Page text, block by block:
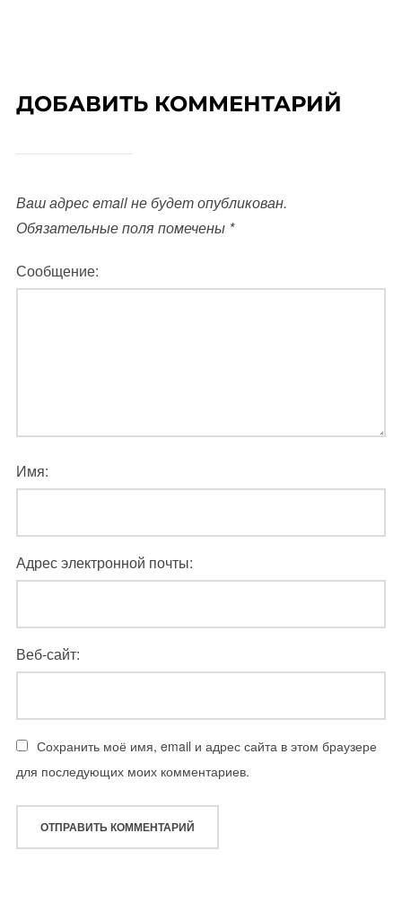
ДОБАВИТЬ КОММЕНТАРИЙ
Ваш адрес email не будет опубликован.
Обязательные поля помечены *
Сообщение:
Имя:
Адрес электронной почты:
Веб-сайт:
Сохранить моё имя, email и адрес сайта в этом браузере
для последующих моих комментариев.